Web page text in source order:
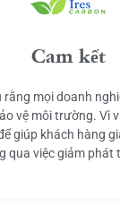
Cam kết
rằng mọi doanh
vệ môi trường. Vì
giúp khách hàng
qua việc giảm phát